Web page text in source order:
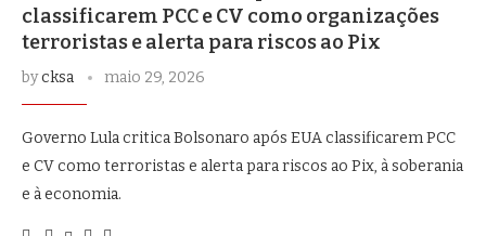
classificarem PCC e CV como organizações
terroristas e alerta para riscos ao Pix
bycksa maio 29, 2026
Governo Lula critica Bolsonaro após EUA classificarem PCC
e CV como terroristas e alerta para riscos ao Pix, à soberania
e à economia.